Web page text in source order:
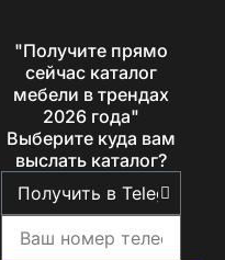
"Получите прямо
сейчас каталог
мебели в трендах
2026 года"
Выберите куда вам
выслать каталог?